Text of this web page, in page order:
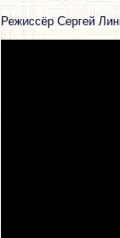
Режиссёр Сергей